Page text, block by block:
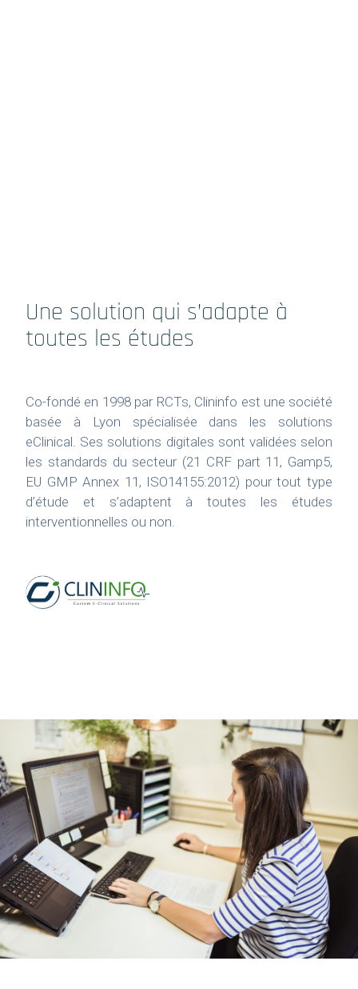
Une solution qui s’adapte à
toutes les études
Co-fondé en 1998 par RCTs, Clininfo est une société
basée à Lyon spécialisée dans les solutions
eClinical. Ses solutions digitales sont validées selon
les standards du secteur (21 CRF part 11, Gamp5,
EU GMP Annex 11, ISO14155:2012) pour tout type
d’étude et s’adaptent à toutes les études
interventionnelles ou non.